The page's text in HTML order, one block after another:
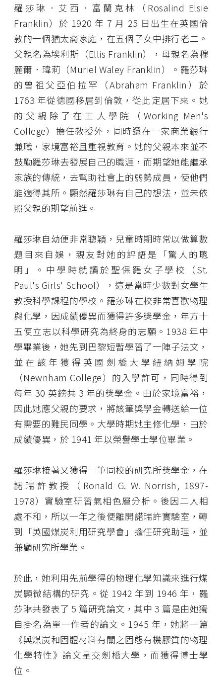
羅莎琳．艾西．富蘭克林（Rosalind Elsie
Franklin）於 1920 年 7 月 25 日出生在英國倫
敦的一個猶太裔家庭，在五個子女中排行老二。
父親名為埃利斯（Ellis Franklin），母親名為穆
麗爾．瑋莉（Muriel Waley Franklin）。羅莎琳
的曾祖父亞伯拉罕（Abraham Franklin）於
1763 年從德國移居到倫敦，從此定居下來。她
的父親除了在工人學院（Working Men's
College）擔任教授外，同時還在一家商業銀行
兼職，家境富裕且重視教育。她的父親本來並不
鼓勵羅莎琳去發展自己的職涯，而期望她能繼承
家族的傳統，去幫助社會上的弱勢成員，使他們
能適得其所。顯然羅莎琳有自己的想法，並未依
照父親的期望前進。
羅莎琳自幼便非常聰穎，兒童時期時常以做算數
題目來自娛，親友對她的評語是「驚人的聰
明」。中學時就讀於聖保羅女子學校（St.
Paul's Girls' School），這是當時少數對女學生
教授科學課程的學校。羅莎琳在校非常喜歡物理
與化學，因成績優異而獲得許多獎學金，年方十
五便立志以科學研究為終身的志願。1938 年中
學畢業後，她先到巴黎短暫學習了一陣子法文，
並在該年獲得英國劍橋大學紐納姆學院
（Newnham College）的入學許可，同時得到
每年 30 英鎊共 3 年的獎學金。由於家境富裕，
因此她應父親的要求，將該筆獎學金轉送給一位
有需要的難民同學。大學時期她主修化學，由於
成績優異，於 1941 年以榮譽學士學位畢業。
羅莎琳接著又獲得一筆同校的研究所獎學金，在
諾瑞許教授（Ronald G. W. Norrish, 1897-
1978）實驗室研習氣相色層分析。後因二人相
處不和，所以一年之後便離開諾瑞許實驗室，轉
到「英國煤炭利用研究學會」擔任研究助理，並
兼顧研究所學業。
於此，她利用先前學得的物理化學知識來進行煤
炭顯微結構的研究。從 1942 年到 1946 年，羅
莎琳共發表了 5 篇研究論文，其中 3 篇是由她獨
自掛名為單一作者的論文。1945 年，她將一篇
《與煤炭和固體材料有關之固態有機膠質的物理
化學特性》論文呈交劍橋大學，而獲得博士學
位。